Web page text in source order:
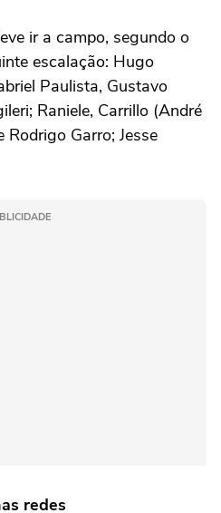
ir a campo, segundo o
escalação: Hugo
Paulista, Gustavo
Raniele, Carrillo (André
Garro; Jesse
redes